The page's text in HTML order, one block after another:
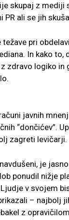
skupaj z
ali se jih
pri
In kako to,
zdravo logiko in
javnih
“dončićev”.
zagreti levičarji.
je
ponudil nižje
v svojem
– najbolj
z